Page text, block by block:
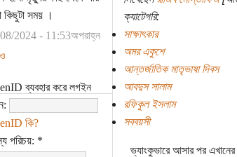
কিছুটা সময় ।
2024 - 11:53অপরাহ্ন
ব্যবহার করে লগইন
কি?
পরিচয়: *
ক্যাটেগরি:
সাক্ষাৎকার
অমর একুশে
আন্তর্জাতিক মাতৃভাষা দিবস
আবদুস সালাম
রফিকুল ইসলাম
সববয়সী
ভ্যাংকুভারে আসার পর